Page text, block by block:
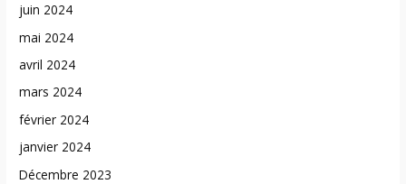
juin 2024
mai 2024
avril 2024
mars 2024
février 2024
janvier 2024
Décembre 2023